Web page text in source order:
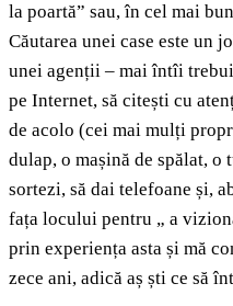
la poartă” sau, în cel mai
Căutarea unei case este un
unei agenții – mai întîi
pe Internet, să citești cu
de acolo (cei mai mulți
dulap, o mașină de spălat,
sortezi, să dai telefoane și,
fața locului pentru „ a
prin experiența asta și mă
zece ani, adică aș ști ce să